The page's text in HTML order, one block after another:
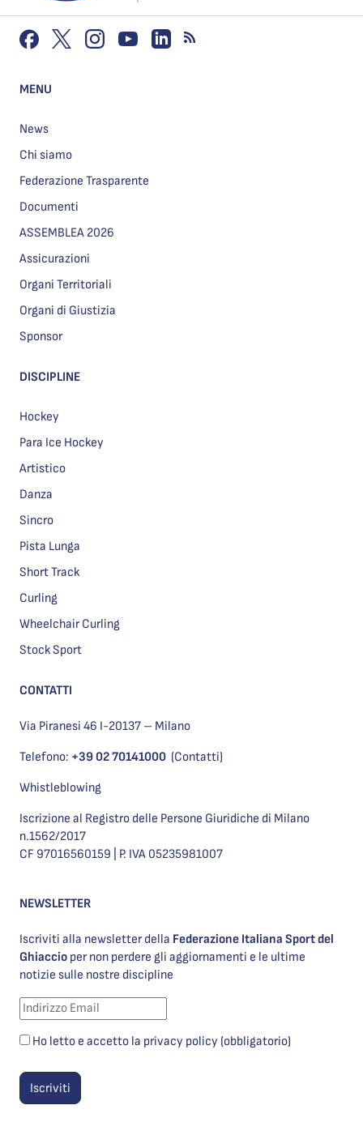
MENU
News
Chi siamo
Federazione Trasparente
Documenti
ASSEMBLEA 2026
Assicurazioni
Organi Territoriali
Organi di Giustizia
Sponsor
DISCIPLINE
Hockey
Para Ice Hockey
Artistico
Danza
Sincro
Pista Lunga
Short Track
Curling
Wheelchair Curling
Stock Sport
CONTATTI
Via Piranesi 46 I-20137 – Milano
Telefono: +39 02 70141000 (Contatti)
Whistleblowing
Iscrizione al Registro delle Persone Giuridiche di Milano
n.1562/2017
CF 97016560159 | P. IVA 05235981007
NEWSLETTER
Iscriviti alla newsletter della Federazione Italiana Sport del
Ghiaccio per non perdere gli aggiornamenti e le ultime
notizie sulle nostre discipline
Ho letto e accetto la privacy policy (obbligatorio)